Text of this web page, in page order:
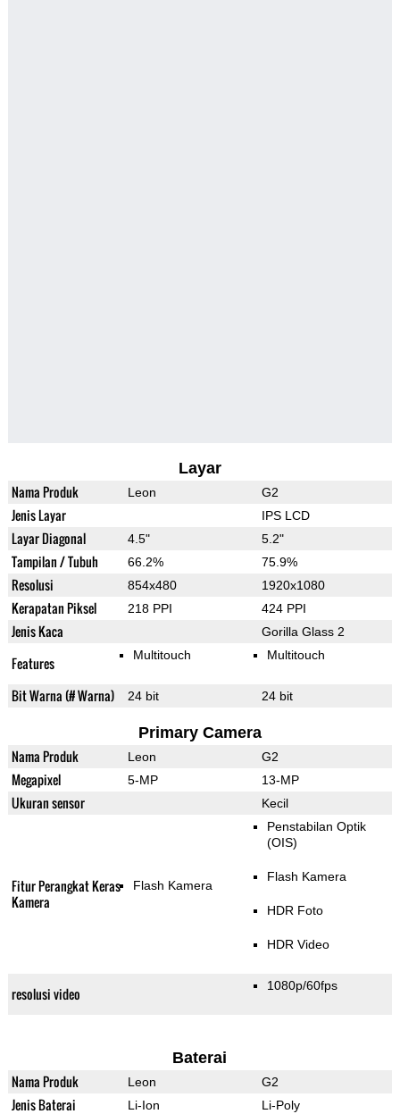
Layar
Nama Produk Leon G2
Jenis Layar IPS LCD
Layar Diagonal 4.5" 5.2"
Tampilan / Tubuh 66.2% 75.9%
Resolusi 854x480 1920x1080
Kerapatan Piksel 218 PPI 424 PPI
Jenis Kaca Gorilla Glass 2
Features Multitouch Multitouch
Bit Warna (# Warna) 24 bit 24 bit
Primary Camera
Nama Produk Leon G2
Megapixel 5-MP 13-MP
Ukuran sensor Kecil
Fitur Perangkat Keras
Kamera
Flash Kamera
Penstabilan Optik
(OIS)
Flash Kamera
HDR Foto
HDR Video
resolusi video 1080p/60fps
Baterai
Nama Produk Leon G2
Jenis Baterai Li-Ion Li-Poly